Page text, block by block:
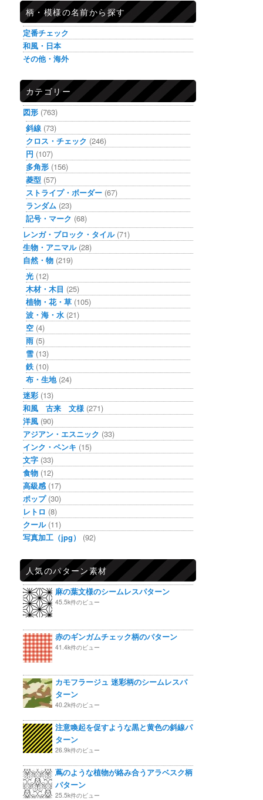
柄・模様の名前から探す
定番チェック
和風・日本
その他・海外
カテゴリー
図形 (763)
斜線 (73)
クロス・チェック (246)
円 (107)
多角形 (156)
菱型 (57)
ストライプ・ボーダー (67)
ランダム (23)
記号・マーク (68)
レンガ・ブロック・タイル(71)
生物・アニマル(28)
自然・物 (219)
光 (12)
木材・木目 (25)
植物・花・草 (105)
波・海・水 (21)
空 (4)
雨 (5)
雪 (13)
鉄 (10)
布・生地(24)
迷彩 (13)
和風 古来 文様 (271)
洋風 (90)
アジアン・エスニック (33)
インク・ペンキ (15)
文字 (33)
食物 (12)
高級感 (17)
ポップ(30)
レトロ (8)
クール(11)
写真加工（jpg）
(92)
人気のパターン素材
麻の葉文様のシームレスパターン
45.5k件のビュー
赤のギンガムチェック柄のパターン
41.4k件のビュー
カモフラージュ 迷彩柄のシームレスパ
ターン
40.2k件のビュー
注意喚起を促すような黒と黄色の斜線パ
ターン
26.9k件のビュー
蔦のような植物が絡み合うアラベスク柄
パターン
25.5k件のビュー